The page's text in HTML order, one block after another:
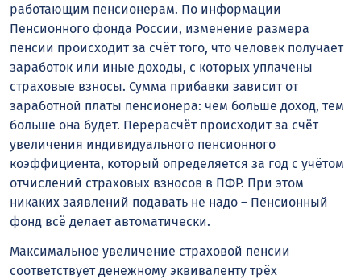
работающим пенсионерам. По информации
Пенсионного фонда России, изменение размера
пенсии происходит за счёт того, что человек получает
заработок или иные доходы, с которых уплачены
страховые взносы. Сумма прибавки зависит от
заработной платы пенсионера: чем больше доход, тем
больше она будет. Перерасчёт происходит за счёт
увеличения индивидуального пенсионного
коэффициента, который определяется за год с учётом
отчислений страховых взносов в ПФР. При этом
никаких заявлений подавать не надо – Пенсионный
фонд всё делает автоматически.
Максимальное увеличение страховой пенсии
соответствует денежному эквиваленту трёх